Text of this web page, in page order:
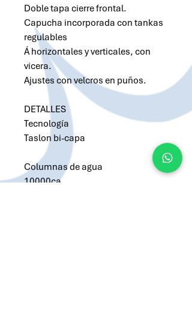
Doble tapa cierre frontal.
Capucha incorporada con tankas
regulables
Á horizontales y verticales, con
vicera.
Ajustes con velcros en puños.
DETALLES
Tecnología
Taslon bi-capa
Columnas de agua
10000ca